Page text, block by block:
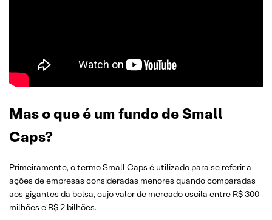
Mas o que é um fundo de Small
Caps?
Primeiramente, o termo Small Caps é utilizado para se referir a
ações de empresas consideradas menores quando comparadas
aos gigantes da bolsa, cujo valor de mercado oscila entre R$ 300
milhões e R$ 2 bilhões.